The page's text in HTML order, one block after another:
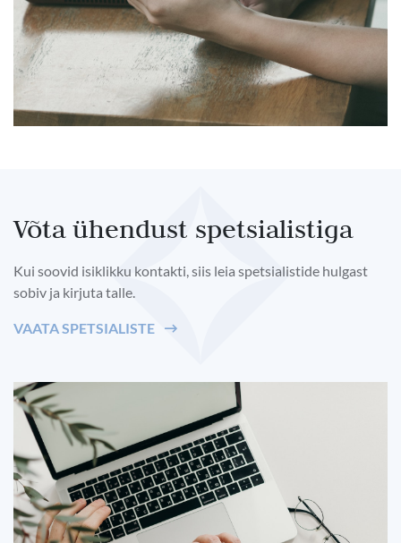
Võta ühendust spetsialistiga
Kui soovid isiklikku kontakti, siis leia spetsialistide hulgast
sobiv ja kirjuta talle.
VAATA SPETSIALISTE